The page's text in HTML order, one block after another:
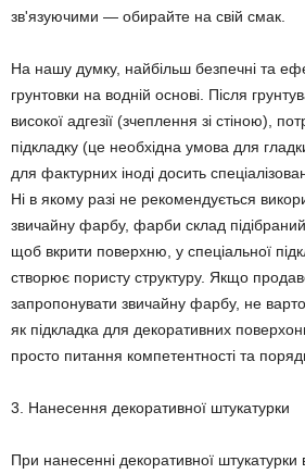
зв'язуючими — обирайте на свій смак.
На нашу думку, найбільш безпечні та
грунтовки на водній основі. Після
високої адгезії (зчеплення зі стіною),
підкладку (це необхідна умова для
для фактурних іноді досить
Ні в якому разі не рекомендується
звичайну фарбу, фарби склад
щоб вкрити поверхню, у спеціальної
створює пористу структуру. Якщо
запропонувати звичайну фарбу, не
як підкладка для декоративних
просто питання компетентності та
3. Нанесення декоративної штукатурки
При нанесенні декоративної штукатурки